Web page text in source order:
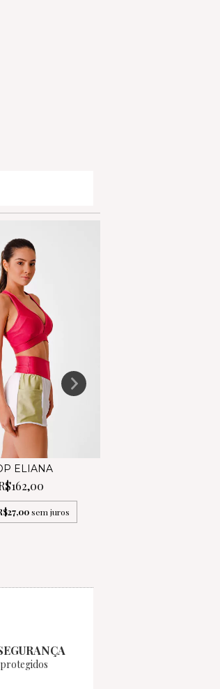
ELIANA
sem juros